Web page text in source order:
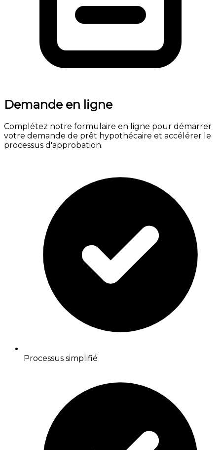
Demande en ligne
Complétez notre formulaire en ligne pour démarrer
votre demande de prêt hypothécaire et accélérer le
processus d'approbation.
Processus simplifié